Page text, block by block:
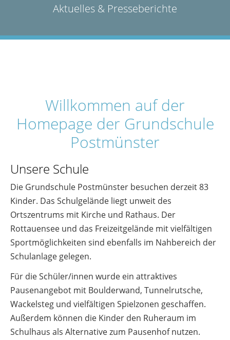
Aktuelles & Presseberichte
Willkommen auf der
Homepage der Grundschule
Postmünster
Unsere Schule
Die Grundschule Postmünster besuchen derzeit 83
Kinder. Das Schulgelände liegt unweit des
Ortszentrums mit Kirche und Rathaus. Der
Rottauensee und das Freizeitgelände mit vielfältigen
Sportmöglichkeiten sind ebenfalls im Nahbereich der
Schulanlage gelegen.
Für die Schüler/innen wurde ein attraktives
Pausenangebot mit Boulderwand, Tunnelrutsche,
Wackelsteg und vielfältigen Spielzonen geschaffen.
Außerdem können die Kinder den Ruheraum im
Schulhaus als Alternative zum Pausenhof nutzen.